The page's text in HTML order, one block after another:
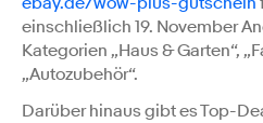
einschließlich 19. November
Kategorien „Haus & Garten“,
„Autozubehör“.
Darüber hinaus gibt es Top-